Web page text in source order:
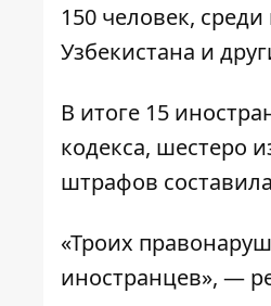
150 человек,
Узбекистана и
В итоге 15
кодекса, шестеро
штрафов
«Троих
иностранцев», —